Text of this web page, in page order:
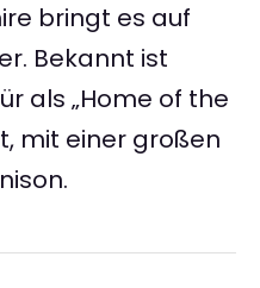
bringt es auf
Bekannt ist
als „Home of the
mit einer großen